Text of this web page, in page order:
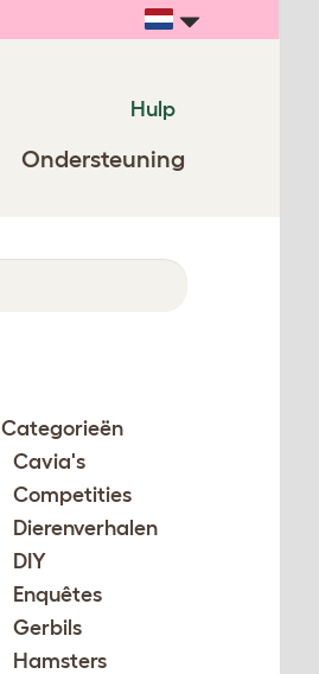
Hulp
Ondersteuning
Categorieën
Cavia's
Competities
Dierenverhalen
DIY
Enquêtes
Gerbils
Hamsters